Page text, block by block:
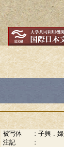
被写体 ： 子興．
注記
：